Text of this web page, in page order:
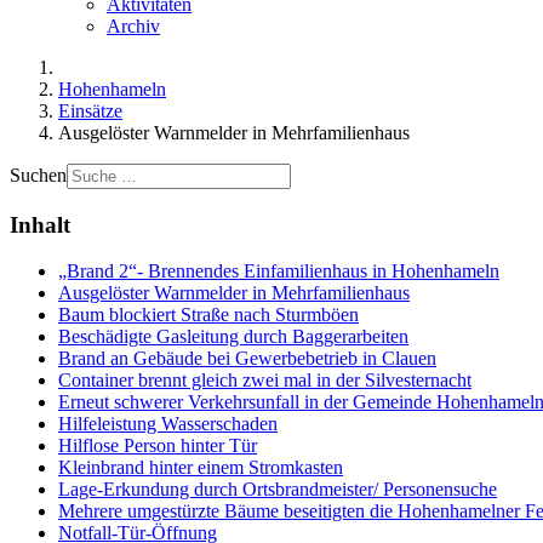
Aktivitäten
Archiv
Hohenhameln
Einsätze
Ausgelöster Warnmelder in Mehrfamilienhaus
Suchen
Inhalt
„Brand 2“- Brennendes Einfamilienhaus in Hohenhameln
Ausgelöster Warnmelder in Mehrfamilienhaus
Baum blockiert Straße nach Sturmböen
Beschädigte Gasleitung durch Baggerarbeiten
Brand an Gebäude bei Gewerbebetrieb in Clauen
Container brennt gleich zwei mal in der Silvesternacht
Erneut schwerer Verkehrsunfall in der Gemeinde Hohenhameln
Hilfeleistung Wasserschaden
Hilflose Person hinter Tür
Kleinbrand hinter einem Stromkasten
Lage-Erkundung durch Ortsbrandmeister/ Personensuche
Mehrere umgestürzte Bäume beseitigten die Hohenhamelner
Notfall-Tür-Öffnung